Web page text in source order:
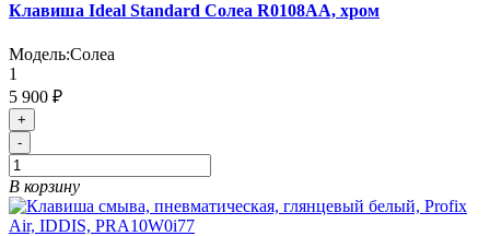
Клавиша Ideal Standard Солеа R0108AA, хром
Модель:Солеа
1
5 900 ₽
+
-
В корзину